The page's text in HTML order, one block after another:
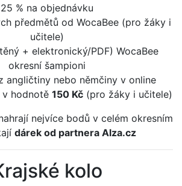
25 % na objednávku
předmětů od WocaBee (pro žáky i
učitele)
+ elektronický/PDF) WocaBee
okresní šampioni
angličtiny nebo němčiny v online
v hodnotě 150 Kč(pro žáky i učitele)
nejvíce bodů v celém okresním
dárek od partnera Alza.cz
kolo